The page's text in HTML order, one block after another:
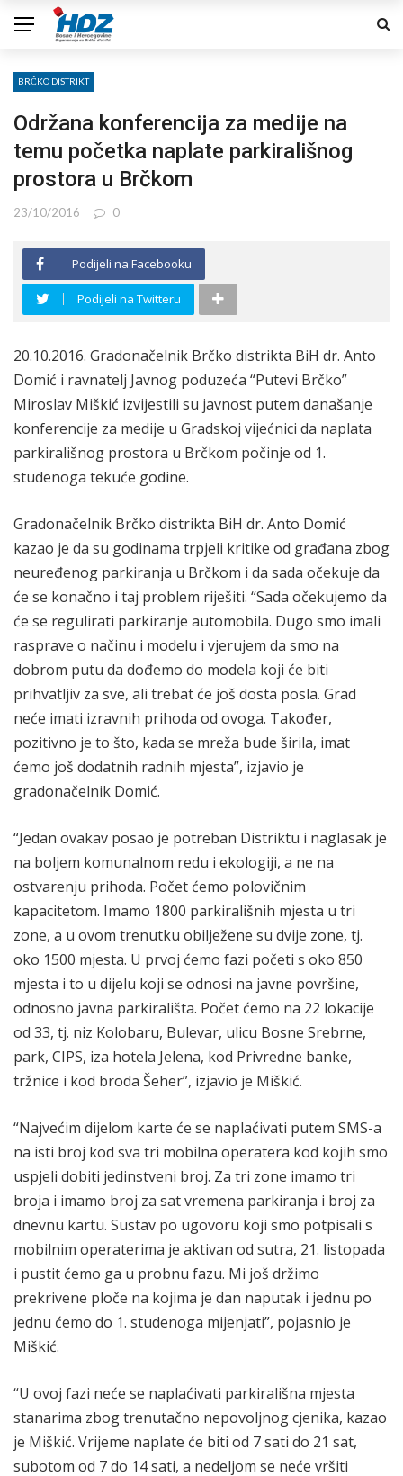
BRČKO DISTRIKT
Održana konferencija za medije na
temu početka naplate parkirališnog
prostora u Brčkom
23/10/2016 0
Podijeli na Facebooku
Podijeli na Twitteru
20.10.2016. Gradonačelnik Brčko distrikta BiH dr. Anto
Domić i ravnatelj Javnog poduzeća “Putevi Brčko”
Miroslav Miškić izvijestili su javnost putem današanje
konferencije za medije u Gradskoj vijećnici da naplata
parkirališnog prostora u Brčkom počinje od 1.
studenoga tekuće godine.
Gradonačelnik Brčko distrikta BiH dr. Anto Domić
kazao je da su godinama trpjeli kritike od građana zbog
neuređenog parkiranja u Brčkom i da sada očekuje da
će se konačno i taj problem riješiti. “Sada očekujemo da
će se regulirati parkiranje automobila. Dugo smo imali
rasprave o načinu i modelu i vjerujem da smo na
dobrom putu da dođemo do modela koji će biti
prihvatljiv za sve, ali trebat će još dosta posla. Grad
neće imati izravnih prihoda od ovoga. Također,
pozitivno je to što, kada se mreža bude širila, imat
ćemo još dodatnih radnih mjesta”, izjavio je
gradonačelnik Domić.
“Jedan ovakav posao je potreban Distriktu i naglasak je
na boljem komunalnom redu i ekologiji, a ne na
ostvarenju prihoda. Počet ćemo polovičnim
kapacitetom. Imamo 1800 parkirališnih mjesta u tri
zone, a u ovom trenutku obilježene su dvije zone, tj.
oko 1500 mjesta. U prvoj ćemo fazi početi s oko 850
mjesta i to u dijelu koji se odnosi na javne površine,
odnosno javna parkirališta. Počet ćemo na 22 lokacije
od 33, tj. niz Kolobaru, Bulevar, ulicu Bosne Srebrne,
park, CIPS, iza hotela Jelena, kod Privredne banke,
tržnice i kod broda Šeher”, izjavio je Miškić.
“Najvećim dijelom karte će se naplaćivati putem SMS-a
na isti broj kod sva tri mobilna operatera kod kojih smo
uspjeli dobiti jedinstveni broj. Za tri zone imamo tri
broja i imamo broj za sat vremena parkiranja i broj za
dnevnu kartu. Sustav po ugovoru koji smo potpisali s
mobilnim operaterima je aktivan od sutra, 21. listopada
i pustit ćemo ga u probnu fazu. Mi još držimo
prekrivene ploče na kojima je dan naputak i jednu po
jednu ćemo do 1. studenoga mijenjati”, pojasnio je
Miškić.
“U ovoj fazi neće se naplaćivati parkirališna mjesta
stanarima zbog trenutačno nepovoljnog cjenika, kazao
je Miškić. Vrijeme naplate će biti od 7 sati do 21 sat,
subotom od 7 do 14 sati, a nedeljom se neće vršiti